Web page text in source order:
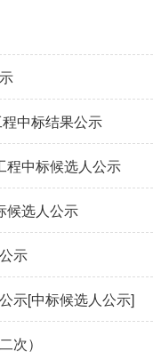
中标结果公示
程中标候选人公示
候选人公示
示
示[中标候选人公示]
次）